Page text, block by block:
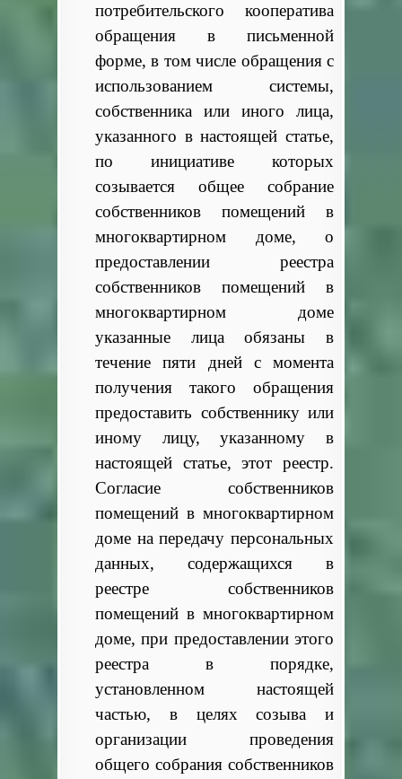
потребительского кооператива
обращения в письменной
форме, в том числе обращения с
использованием системы,
собственника или иного лица,
указанного в настоящей статье,
по инициативе которых
созывается общее собрание
собственников помещений в
многоквартирном доме, о
предоставлении реестра
собственников помещений в
многоквартирном доме
указанные лица обязаны в
течение пяти дней с момента
получения такого обращения
предоставить собственнику или
иному лицу, указанному в
настоящей статье, этот реестр.
Согласие собственников
помещений в многоквартирном
доме на передачу персональных
данных, содержащихся в
реестре собственников
помещений в многоквартирном
доме, при предоставлении этого
реестра в порядке,
установленном настоящей
частью, в целях созыва и
организации проведения
общего собрания собственников